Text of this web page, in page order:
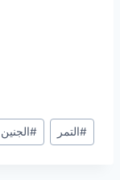
Post
Tags:
#التمر #الجنين